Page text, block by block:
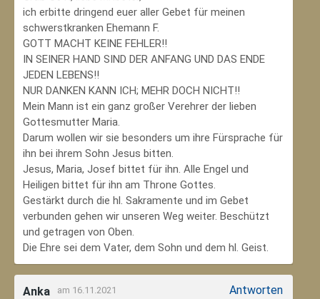
ich erbitte dringend euer aller Gebet für meinen
schwerstkranken Ehemann F.
GOTT MACHT KEINE FEHLER!!
IN SEINER HAND SIND DER ANFANG UND DAS ENDE
JEDEN LEBENS!!
NUR DANKEN KANN ICH; MEHR DOCH NICHT!!
Mein Mann ist ein ganz großer Verehrer der lieben
Gottesmutter Maria.
Darum wollen wir sie besonders um ihre Fürsprache für
ihn bei ihrem Sohn Jesus bitten.
Jesus, Maria, Josef bittet für ihn. Alle Engel und
Heiligen bittet für ihn am Throne Gottes.
Gestärkt durch die hl. Sakramente und im Gebet
verbunden gehen wir unseren Weg weiter. Beschützt
und getragen von Oben.
Die Ehre sei dem Vater, dem Sohn und dem hl. Geist.
Anka am 16.11.2021 Antworten